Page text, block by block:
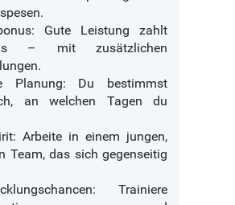
Gute Leistung zahlt
– mit zusätzlichen
Planung: Du bestimmst
an welchen Tagen du
Arbeite in einem jungen,
Team, das sich gegenseitig
Trainiere